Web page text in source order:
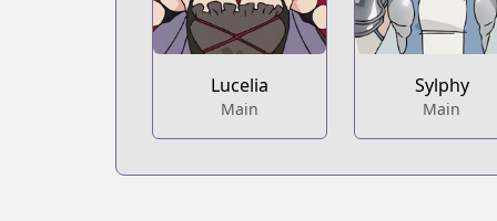
Lucelia
Main
Sylphy
Main